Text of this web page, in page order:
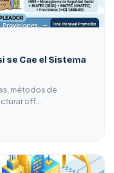
se Cae el Sistema
métodos de
off…